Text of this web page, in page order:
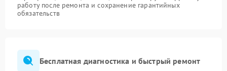
работу после ремонта и сохранение гарантийных
обязательств
Бесплатная диагностика и быстрый ремонт